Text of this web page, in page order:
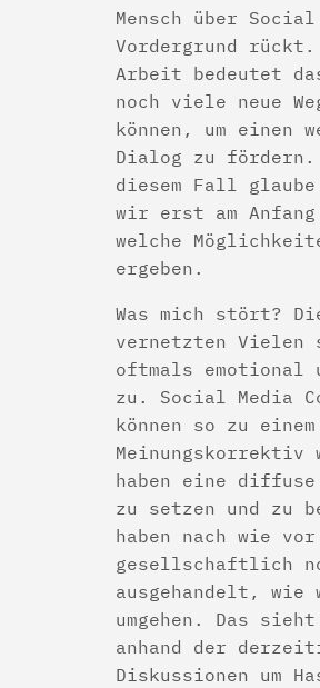
Mensch über
Vordergrund
Arbeit bedeutet
noch viele neue
können, um einen
Dialog zu fördern.
diesem Fall
wir erst am
welche
ergeben.
Was mich stört?
vernetzten Vielen
oftmals emotional
zu. Social Media
können so zu einem
Meinungskorrektiv
haben eine diffuse
zu setzen und zu
haben nach wie vor
gesellschaftlich
ausgehandelt, wie
umgehen. Das sieht
anhand der
Diskussionen um